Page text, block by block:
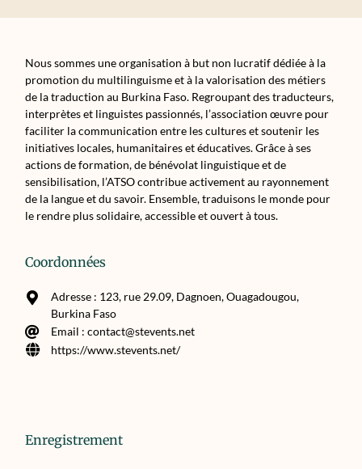
Nous sommes une organisation à but non lucratif dédiée à la
promotion du multilinguisme et à la valorisation des métiers
de la traduction au Burkina Faso. Regroupant des traducteurs,
interprètes et linguistes passionnés, l’association œuvre pour
faciliter la communication entre les cultures et soutenir les
initiatives locales, humanitaires et éducatives. Grâce à ses
actions de formation, de bénévolat linguistique et de
sensibilisation, l’ATSO contribue activement au rayonnement
de la langue et du savoir. Ensemble, traduisons le monde pour
le rendre plus solidaire, accessible et ouvert à tous.
Coordonnées
Adresse : 123, rue 29.09, Dagnoen, Ouagadougou,
Burkina Faso
Email : contact@stevents.net
https://www.stevents.net/
Enregistrement